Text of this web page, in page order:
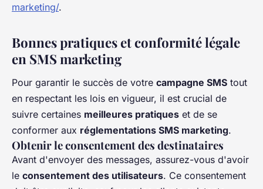
marketing/.
Bonnes pratiques et conformité légale
en SMS marketing
Pour garantir le succès de votre campagne SMS tout
en respectant les lois en vigueur, il est crucial de
suivre certaines meilleures pratiques et de se
conformer aux réglementations SMS marketing.
Obtenir le consentement des destinataires
Avant d'envoyer des messages, assurez-vous d'avoir
le consentement des utilisateurs. Ce consentement